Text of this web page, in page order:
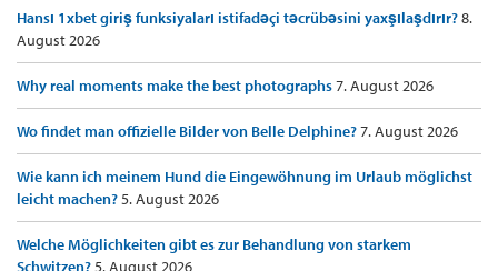
Hansı 1xbet giriş funksiyaları istifadəçi təcrübəsini yaxşılaşdırır?8.
August 2026
Why real moments make the best photographs7. August 2026
Wo findet man offizielle Bilder von Belle Delphine?7. August 2026
Wie kann ich meinem Hund die Eingewöhnung im Urlaub möglichst
leicht machen?5. August 2026
Welche Möglichkeiten gibt es zur Behandlung von starkem
Schwitzen?5. August 2026